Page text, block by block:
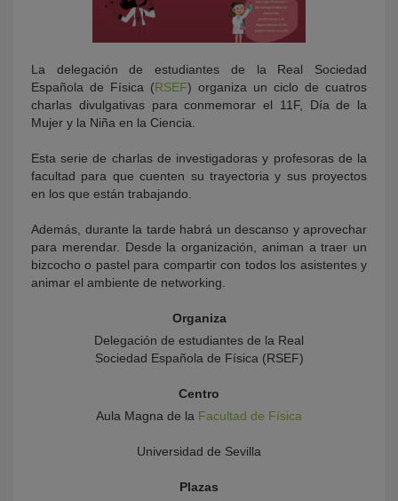
La delegación de estudiantes de la Real Sociedad
Española de Física (RSEF) organiza un ciclo de cuatros
charlas divulgativas para conmemorar el 11F, Día de la
Mujer y la Niña en la Ciencia.
Esta serie de charlas de investigadoras y profesoras de la
facultad para que cuenten su trayectoria y sus proyectos
en los que están trabajando.
Además, durante la tarde habrá un descanso y aprovechar
para merendar. Desde la organización, animan a traer un
bizcocho o pastel para compartir con todos los asistentes y
animar el ambiente de networking.
Organiza
Delegación de estudiantes de la Real
Sociedad Española de Física (RSEF)
Centro
Aula Magna de la Facultad de Física
Universidad de Sevilla
Plazas